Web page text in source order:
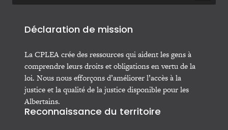
Déclaration de mission
La CPLEA crée des ressources qui aident les gens à
comprendre leurs droits et obligations en vertu de la
loi. Nous nous efforçons d’améliorer l’accès à la
justice et la qualité de la justice disponible pour les
Albertains.
Reconnaissance du territoire